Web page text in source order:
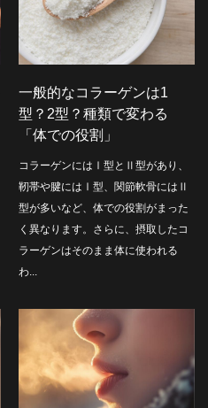
一般的なコラーゲンは1
型？2型？種類で変わる
「体での役割」
コラーゲンにはⅠ型とⅡ型があり、
靭帯や腱にはⅠ型、関節軟骨にはⅡ
型が多いなど、体での役割がまった
く異なります。さらに、摂取したコ
ラーゲンはそのまま体に使われる
わ...